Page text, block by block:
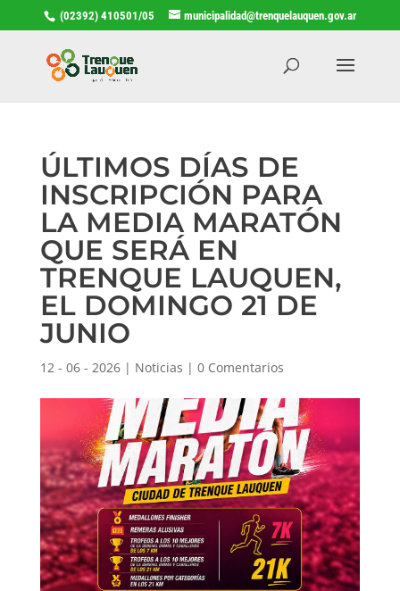
(02392) 410501/05 municipalidad@trenquelauquen.gov.ar
ÚLTIMOS DÍAS DE
INSCRIPCIÓN PARA
LA MEDIA MARATÓN
QUE SERÁ EN
TRENQUE LAUQUEN,
EL DOMINGO 21 DE
JUNIO
12 - 06 - 2026| Noticias | 0 Comentarios